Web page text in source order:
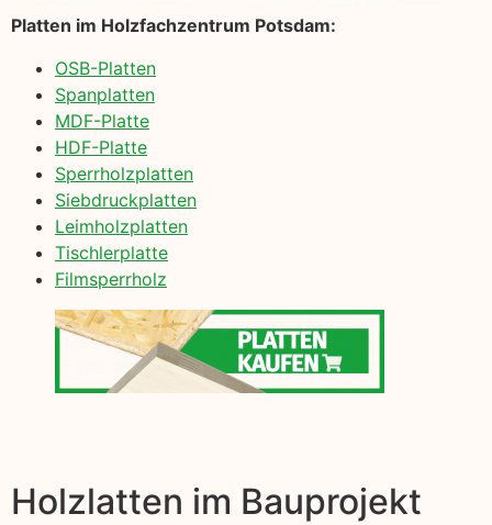
Platten im Holzfachzentrum Potsdam:
OSB-Platten
Spanplatten
MDF-Platte
HDF-Platte
Sperrholzplatten
Siebdruckplatten
Leimholzplatten
Tischlerplatte
Filmsperrholz
Holzlatten im Bauprojekt